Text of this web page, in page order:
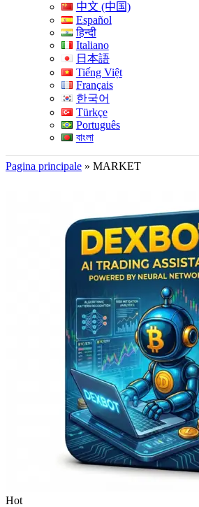
中文 (中国)
Español
हिन्दी
Italiano
日本語
Tiếng Việt
Français
한국어
Türkçe
Português
বাংলা
Pagina principale » MARKET
Hot